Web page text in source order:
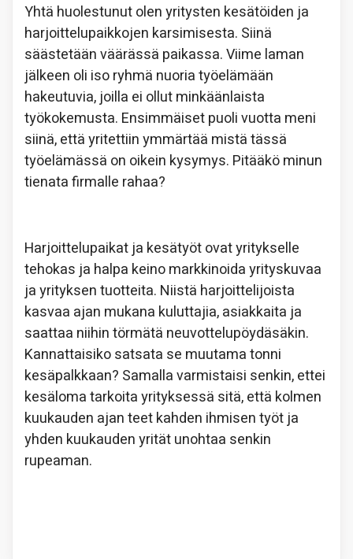
Yhtä huolestunut olen yritysten kesätöiden ja
harjoittelupaikkojen karsimisesta. Siinä
säästetään väärässä paikassa. Viime laman
jälkeen oli iso ryhmä nuoria työelämään
hakeutuvia, joilla ei ollut minkäänlaista
työkokemusta. Ensimmäiset puoli vuotta meni
siinä, että yritettiin ymmärtää mistä tässä
työelämässä on oikein kysymys. Pitääkö minun
tienata firmalle rahaa?
Harjoittelupaikat ja kesätyöt ovat yritykselle
tehokas ja halpa keino markkinoida yrityskuvaa
ja yrityksen tuotteita. Niistä harjoittelijoista
kasvaa ajan mukana kuluttajia, asiakkaita ja
saattaa niihin törmätä neuvottelupöydäsäkin.
Kannattaisiko satsata se muutama tonni
kesäpalkkaan? Samalla varmistaisi senkin, ettei
kesäloma tarkoita yrityksessä sitä, että kolmen
kuukauden ajan teet kahden ihmisen työt ja
yhden kuukauden yrität unohtaa senkin
rupeaman.